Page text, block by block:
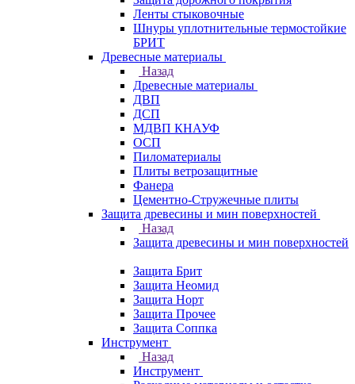
Ленты стыковочные
Шнуры уплотнительные термостойкие
БРИТ
Древесные материалы
Назад
Древесные материалы
ДВП
ДСП
МДВП КНАУФ
ОСП
Пиломатериалы
Плиты ветрозащитные
Фанера
Цементно-Стружечные плиты
Защита древесины и мин поверхностей
Назад
Защита древесины и мин поверхностей
Защита Брит
Защита Неомид
Защита Норт
Защита Прочее
Защита Соппка
Инструмент
Назад
Инструмент